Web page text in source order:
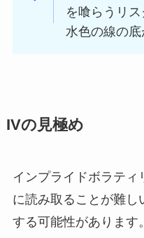
を喰らうリ
水色の線の
IVの見極め
インプライドボラテ
に読み取ることが難し
する可能性があります